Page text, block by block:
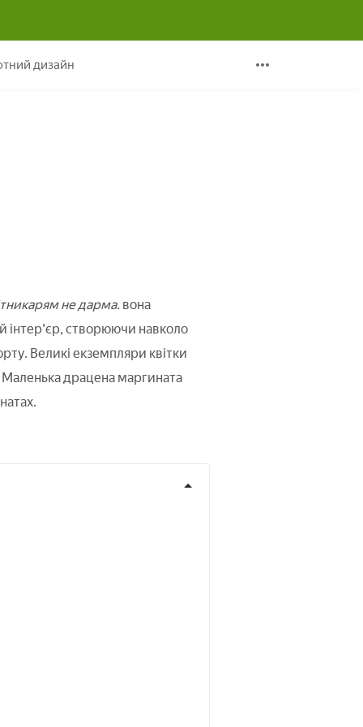
дизайн
не дарма. вона
інтер'єр, створюючи навколо
Великі екземпляри квітки
Маленька драцена маргината